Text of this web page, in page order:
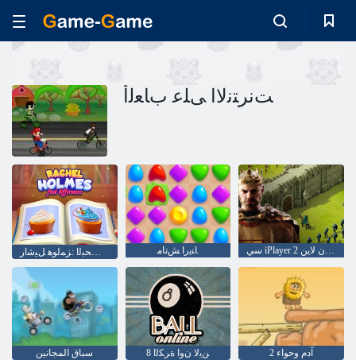
ﺖﻧﺮﺘﻧﻻ ﺍ ﻰﻠﻋ ﺏﺎﻌﻟﺃ
ﺕﺎﻓﻼ ﺘﺧﻻ ﺍ ﻦﻋ ﺚﺤﺒﻟﺍ :ﺰﻤﻟﻮﻫ ﻞﻴﺷﺍﺭ ﺎﻨﻳﺭﺍ ﺶﺗﺎﻣ سي iPlayer الإمبراطورية أون لاين 2
سباق المجانين ﻦﻳﻻ ﻥﻭﺍ ﺓﺮﻜﻟﺍ 8 آدم وحواء 2